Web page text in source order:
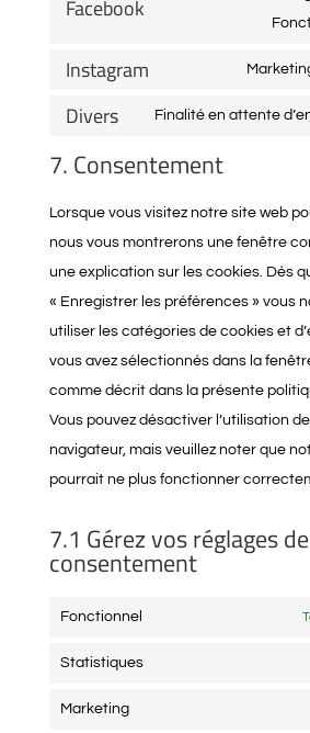
Facebook
Instagram
Divers
Finalité en attente
7. Consentement
Lorsque vous visitez notre site web
nous vous montrerons une fenêtre
une explication sur les cookies. Dès
« Enregistrer les préférences » vous
utiliser les catégories de cookies et
vous avez sélectionnés dans la
comme décrit dans la présente
Vous pouvez désactiver l’utilisation
navigateur, mais veuillez noter que
pourrait ne plus fonctionner
7.1 Gérez vos réglages de
consentement
Fonctionnel
Statistiques
Marketing